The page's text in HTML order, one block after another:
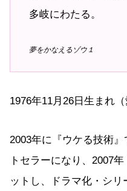
多岐にわたる。
夢をかなえるゾウ１
1976年11月26日生まれ
2003年に『ウケる技術
トセラーになり、2007
ットし、ドラマ化・シリ